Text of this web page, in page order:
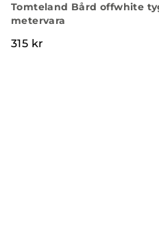
Tomteland Bård offwhite
metervara
315 kr